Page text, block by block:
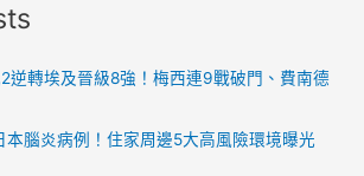
逆轉埃及晉級8強！梅西連9戰破門、費南德
本腦炎病例！住家周邊5大高風險環境曝光